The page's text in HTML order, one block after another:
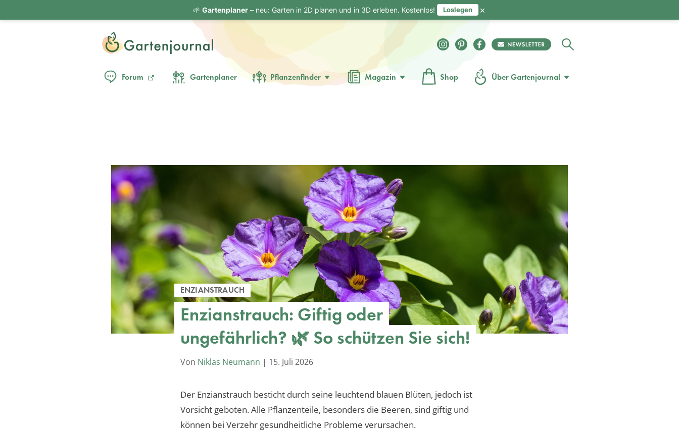
Forum Gartenplaner Pflanzenfinder Magazin Shop Über Gartenjournal
ENZIANSTRAUCH
Enzianstrauch: Giftig oder
ungefährlich? 🌿 So schützen Sie sich!
Von Niklas Neumann | 15. Juli 2026
Der Enzianstrauch besticht durch seine leuchtend blauen Blüten, jedoch ist
Vorsicht geboten. Alle Pflanzenteile, besonders die Beeren, sind giftig und
können bei Verzehr gesundheitliche Probleme verursachen.
🌱 Gartenplaner– neu: Garten in 2D planen und in 3D erleben. Kostenlos! Loslegen ×